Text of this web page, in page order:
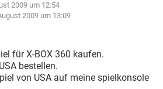
TIKTOK
INSTAGRAM
HARDWARE
STREAMING
TIKTOK
IOS
INSTAGRAM
2009 um 12:54
2009 um 13:09
für X-BOX 360 kaufen.
bestellen.
von USA auf meine spielkonsole